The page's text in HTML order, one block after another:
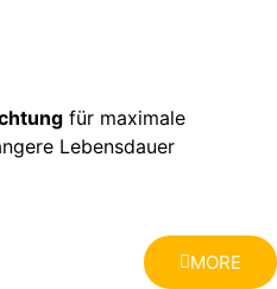
für maximale
Lebensdauer
MORE